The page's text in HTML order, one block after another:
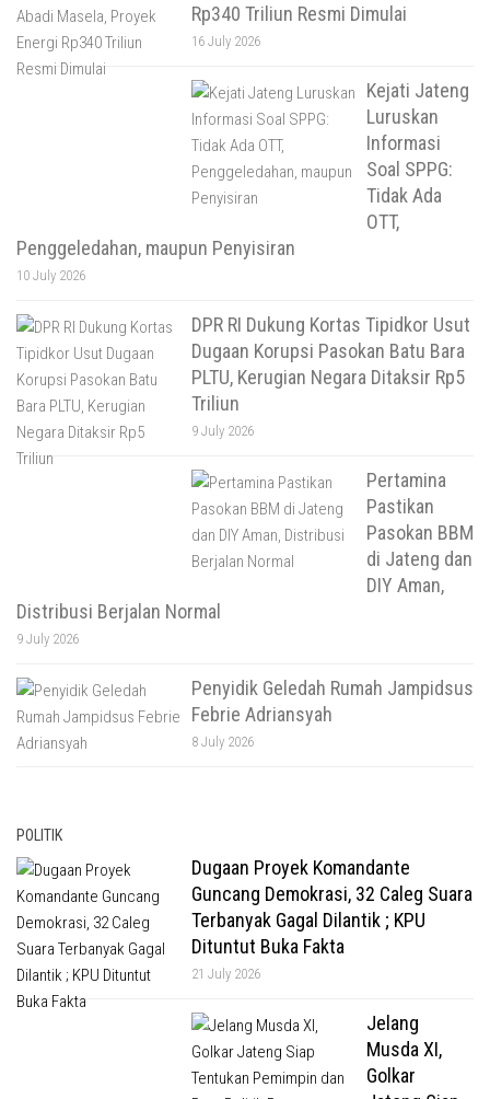
Rp340 Triliun Resmi Dimulai
16 July 2026
Kejati Jateng
Luruskan
Informasi
Soal SPPG:
Tidak Ada
OTT,
Penggeledahan, maupun Penyisiran
10 July 2026
DPR RI Dukung Kortas Tipidkor Usut
Dugaan Korupsi Pasokan Batu Bara
PLTU, Kerugian Negara Ditaksir Rp5
Triliun
9 July 2026
Pertamina
Pastikan
Pasokan BBM
di Jateng dan
DIY Aman,
Distribusi Berjalan Normal
9 July 2026
Penyidik Geledah Rumah Jampidsus
Febrie Adriansyah
8 July 2026
POLITIK
Dugaan Proyek Komandante
Guncang Demokrasi, 32 Caleg Suara
Terbanyak Gagal Dilantik ; KPU
Dituntut Buka Fakta
21 July 2026
Jelang
Musda XI,
Golkar